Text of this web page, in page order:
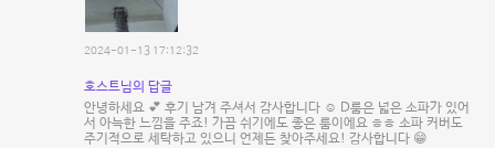
2024-01-13 17:12:32
호스트님의 답글
안녕하세요 💕 후기 남겨 주셔서 감사합니다 ☺️ D룸은 넓은 소파가 있어
서 아늑한 느낌을 주죠! 가끔 쉬기에도 좋은 룸이에요 ㅎㅎ 소파 커버도
주기적으로 세탁하고 있으니 언제든 찾아주세요! 감사합니다 😁